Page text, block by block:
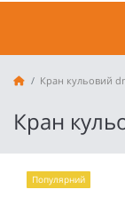
Кран кульовий
Кран
Популярний